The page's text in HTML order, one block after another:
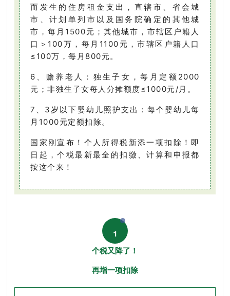
而发生的住房租金支出，直辖市、省会城
市、计划单列市以及国务院确定的其他城
市，每月1500元；其他城市，市辖区户籍人
口＞100万，每月1100元，市辖区户籍人口
≤100万，每月800元。
6、赡养老人：独生子女，每月定额2000
元；非独生子女每人分摊额度≤1000元/月。
7、3岁以下婴幼儿照护支出：每个婴幼儿每
月1000元定额扣除。
国家刚宣布！个人所得税新添一项扣除！即
日起，个税最新最全的扣缴、计算和申报都
按这个来！
1
个税又降了！
再增一项扣除